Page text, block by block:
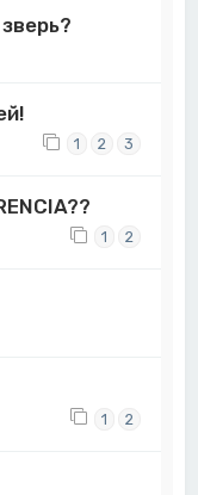
1 2 3
1 2
1 2